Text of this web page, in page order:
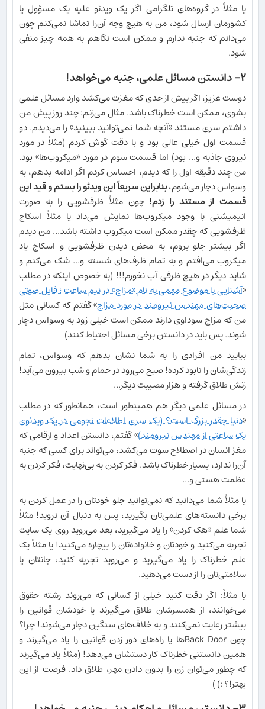
یا مثلاً در گروه‌های تلگرامی اگر یک ویدئو علیه یک مسؤول یا
کشورمان ارسال شود، من به هیچ وجه آن‌را تماشا نمی‌کنم چون
می‌دانم که جنبه ندارم و ممکن است نگاهم به همه چیز منفی
شود.
۲- دانستن مسائل علمی، جنبه می‌خواهد!
دوست عزیز، اگر بیش از حدی که مغزت می‌کشد وارد مسائل علمی
بشوی، ممکن است خطرناک باشد. مثال می‌زنم: چند روز پیش من
داشتم سری مستند «آنچه شما نمی‌توانید ببینید» را می‌دیدم. دو
قسمت اول خیلی عالی بود و با دقت گوش کردم (مثلاً در مورد
نیروی جاذبه و... بود) اما قسمت سوم در مورد «میکروب‌ها» بود.
من چند دقیقه اول را که دیدم، احساس کردم اگر ادامه بدهم، به
وسواس دچار می‌شوم،بنابراین سریعاً این ویدئو را بستم و قید این
قسمت از مستند را زدم! چون مثلاً ظرفشویی را به صورت
انیمیشنی با وجود میکروب‌ها نمایش می‌داد یا مثلاً اسکاج
ظرفشویی که چقدر ممکن است میکروب داشته باشد... من دیدم
اگر بیشتر جلو بروم، به محض دیدن ظرفشویی و اسکاج یاد
میکروب می‌افتم و به تمام ظرف‌های شسته و... شک می‌کنم و
شاید دیگر در هیچ ظرفی آب نخورم!!! (به خصوص اینکه در مطلب
«آشنایی با موضوع مهمی به نام «مزاج» در نیم ساعت ؛ فایل صوتی
صحبت‌های مهندس نیرومند در مورد مزاج» گفتم که کسانی مثل
من که مزاج سوداوی دارند ممکن است خیلی زود به وسواس دچار
شوند. پس باید در دانستن برخی مسائل احتیاط کنند)
بیایید من افرادی را به شما نشان بدهم که وسواس، تمام
زندگی‌شان را نابود کرده! صبح می‌رود در حمام و شب بیرون می‌آید!
زنش طلاق گرفته و هزار مصیبت دیگر...
در مسائل علمی دیگر هم همینطور است، همانطور که در مطلب
«دنیا چقدر بزرگ است؟ (یک سری اطلاعات نجومی در یک ویدئوی
یک ساعتی از مهندس نیرومند)» گفتم، دانستن اعداد و ارقامی که
مغز انسان در اصطلاح سوت می‌کشد، می‌تواند برای کسی که جنبه
آن‌را ندارد، بسیار خطرناک باشد. فکر کردن به بی‌نهایت، فکر کردن به
عظمت هستی و...
یا مثلاً شما می‌دانید که نمی‌توانید جلو خودتان را در عمل کردن به
برخی دانسته‌های علمی‌تان بگیرید، پس به دنبال آن نروید! مثلاً
شما علم «هک کردن» را یاد می‌گیرید، بعد می‌روید روی یک سایت
تجربه می‌کنید و خودتان و خانواده‌تان را بیچاره می‌کنید! یا مثلاً یک
علم خطرناک را یاد می‌گیرید و می‌روید تجربه کنید، جانتان یا
سلامتی‌تان را از دست می‌دهید.
یا مثلاً: اگر دقت کنید خیلی از کسانی که می‌روند رشته حقوق
می‌خوانند، از همسرشان طلاق می‌گیرند یا خودشان قوانین را
بیشتر رعایت نمی‌کنند و به خلاف‌های سنگین دچار می‌شوند! چرا؟
چون Back Doorها یا راه‌های دور زدن قوانین را یاد می‌گیرند و
همین دانستنی خطرناک کار دستشان می‌دهد! (مثلاً یاد می‌گیرند
که چطور می‌توان زن را بدون دادن مهر، طلاق داد. فرصت از این
بهتر!؟ :) )